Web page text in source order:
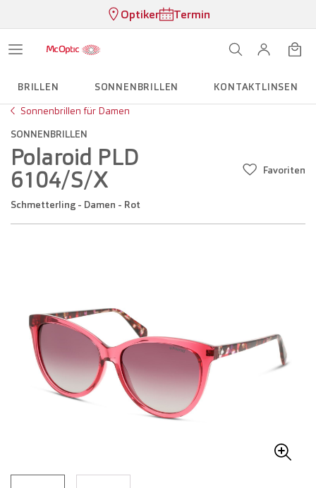
Optiker Termin
BRILLEN SONNENBRILLEN
KONTAKTLINSEN
Sonnenbrillen für Damen
SONNENBRILLEN
Polaroid PLD
6104/S/X
Schmetterling - Damen - Rot
Favoriten